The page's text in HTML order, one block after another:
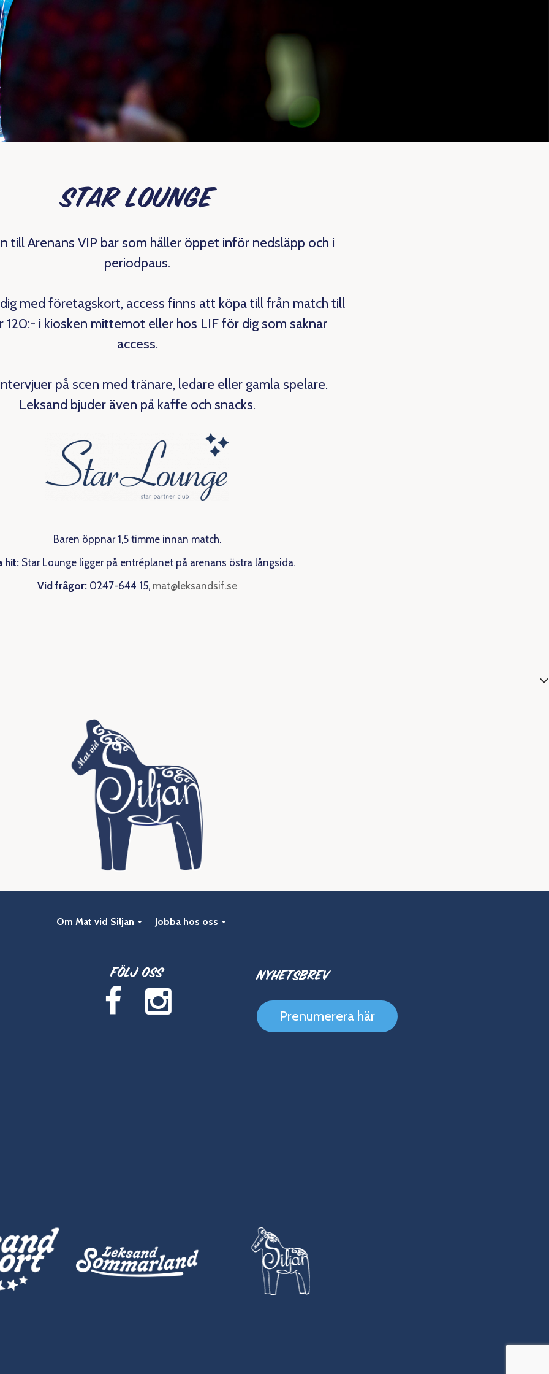
Star Lounge
till Arenans VIP bar som håller öppet inför nedsläpp och i
periodpaus.
med företagskort, access finns att köpa till från match till
120:- i kiosken mittemot eller hos LIF för dig som saknar
access.
på scen med tränare, ledare eller gamla spelare.
Leksand bjuder även på kaffe och snacks.
Baren öppnar 1,5 timme innan match.
hit:Star Lounge ligger på entréplanet på arenans östra långsida.
Vid frågor: 0247-644 15, mat@leksandsif.se
Om Mat vid Siljan Jobba hos oss
Följ oss Nyhetsbrev